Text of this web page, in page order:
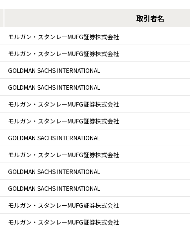
取引者名
モルガン・スタンレーMUFG証券株式会社
モルガン・スタンレーMUFG証券株式会社
GOLDMAN SACHS INTERNATIONAL
GOLDMAN SACHS INTERNATIONAL
モルガン・スタンレーMUFG証券株式会社
モルガン・スタンレーMUFG証券株式会社
GOLDMAN SACHS INTERNATIONAL
モルガン・スタンレーMUFG証券株式会社
GOLDMAN SACHS INTERNATIONAL
GOLDMAN SACHS INTERNATIONAL
モルガン・スタンレーMUFG証券株式会社
モルガン・スタンレーMUFG証券株式会社